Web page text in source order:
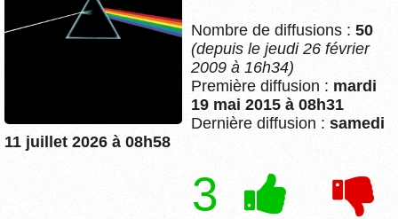
Nombre de diffusions : 50
(depuis le jeudi 26 février
2009 à 16h34)
Première diffusion : mardi
19 mai 2015 à 08h31
Dernière diffusion : samedi
11 juillet 2026 à 08h58
3